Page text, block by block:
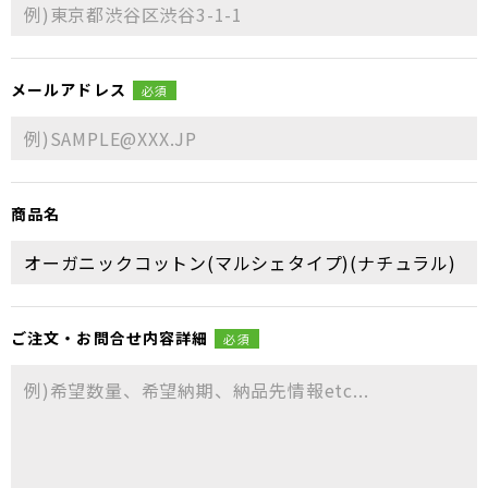
メールアドレス 必須
商品名
ご注文・ お問合せ内容詳細 必須